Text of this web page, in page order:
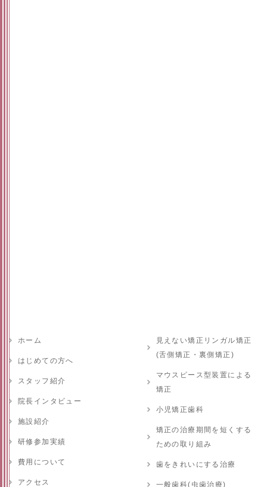
ホーム
はじめての方へ
スタッフ紹介
院長インタビュー
施設紹介
研修参加実績
費用について
アクセス
見えない矯正リンガル矯正
(舌側矯正・裏側矯正)
マウスピース型装置による
矯正
小児矯正歯科
矯正の治療期間を短くする
ための取り組み
歯をきれいにする治療
一般歯科(虫歯治療)